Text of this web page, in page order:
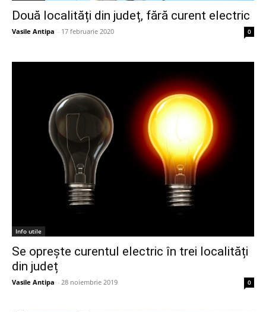
Două localități din județ, fără curent electric
Vasile Antipa - 17 februarie 2020 0
Info utile
Se oprește curentul electric în trei localități
din județ
Vasile Antipa - 28 noiembrie 2019 0